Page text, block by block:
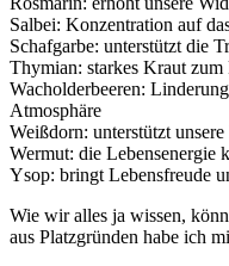
Salbei: Konzentration auf
Schafgarbe: unterstützt die
Thymian: starkes Kraut zum
Wacholderbeeren:
Atmosphäre
Weißdorn: unterstützt
Wermut: die Lebensenergie
Ysop: bringt Lebensfreude
Wie wir alles ja wissen,
aus Platzgründen habe ich